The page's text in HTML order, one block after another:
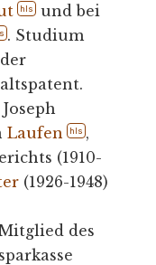
hls und bei
. Studium
Laufen hls ,
(1910-
(1926-1948)
des